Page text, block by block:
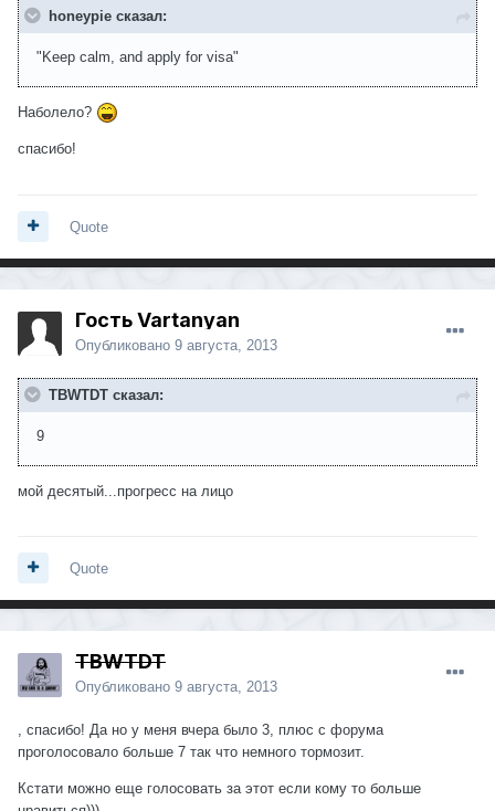
honeypie сказал:
"Keep calm, and apply for visa"
Наболело?
спасибо!
Quote
Гость Vartanyan
Опубликовано 9 августа, 2013
TBWTDT сказал:
9
мой десятый...прогресс на лицо
Quote
TBWTDT
Опубликовано 9 августа, 2013
, спасибо! Да но у меня вчера было 3, плюс с форума
проголосовало больше 7 так что немного тормозит.
Кстати можно еще голосовать за этот если кому то больше